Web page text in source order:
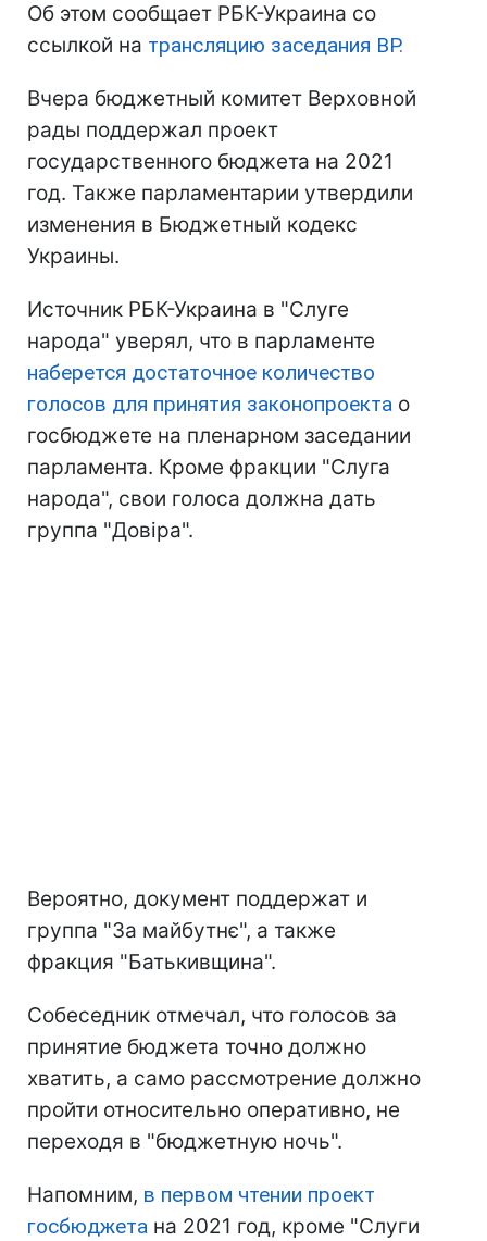
Об этом сообщает РБК-Украина со
ссылкой на трансляцию заседания ВР.
Вчера бюджетный комитет Верховной
рады поддержал проект
государственного бюджета на 2021
год. Также парламентарии утвердили
изменения в Бюджетный кодекс
Украины.
Источник РБК-Украина в "Слуге
народа" уверял, что в парламенте
наберется достаточное количество
голосов для принятия законопроекта о
госбюджете на пленарном заседании
парламента. Кроме фракции "Слуга
народа", свои голоса должна дать
группа "Довіра".
Вероятно, документ поддержат и
группа "За майбутнє", а также
фракция "Батькивщина".
Собеседник отмечал, что голосов за
принятие бюджета точно должно
хватить, а само рассмотрение должно
пройти относительно оперативно, не
переходя в "бюджетную ночь".
Напомним, в первом чтении проект
госбюджета на 2021 год, кроме "Слуги